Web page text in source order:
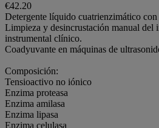
€42.20
Detergente líquido cuatrienzimático
Limpieza y desincrustación manual del
instrumental clínico.
Coadyuvante en máquinas de
Composición:
Tensioactivo no iónico
Enzima proteasa
Enzima amilasa
Enzima lipasa
Enzima celulasa